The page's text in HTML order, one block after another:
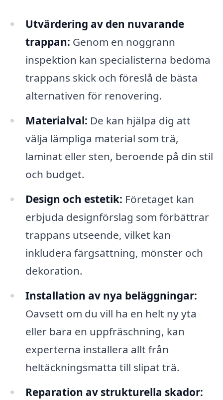
Utvärdering av den nuvarande
trappan: Genom en noggrann
inspektion kan specialisterna bedöma
trappans skick och föreslå de bästa
alternativen för renovering.
Materialval: De kan hjälpa dig att
välja lämpliga material som trä,
laminat eller sten, beroende på din stil
och budget.
Design och estetik: Företaget kan
erbjuda designförslag som förbättrar
trappans utseende, vilket kan
inkludera färgsättning, mönster och
dekoration.
Installation av nya beläggningar:
Oavsett om du vill ha en helt ny yta
eller bara en uppfräschning, kan
experterna installera allt från
heltäckningsmatta till slipat trä.
Reparation av strukturella skador: